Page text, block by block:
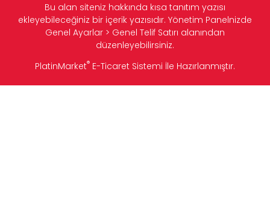
Bu alan siteniz hakkında kısa tanıtım yazısı
ekleyebileceğiniz bir içerik yazısıdır. Yönetim Panelnizde
Genel Ayarlar > Genel Telif Satırı alanından
düzenleyebilirsiniz.
PlatinMarket® E-Ticaret Sistemi İle Hazırlanmıştır.